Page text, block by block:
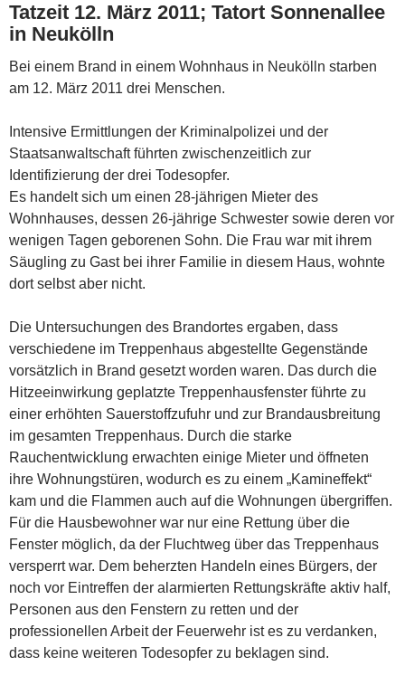
Tatzeit 12. März 2011; Tatort Sonnenallee
in Neukölln
Bei einem Brand in einem Wohnhaus in Neukölln starben
am 12. März 2011 drei Menschen.
Intensive Ermittlungen der Kriminalpolizei und der
Staatsanwaltschaft führten zwischenzeitlich zur
Identifizierung der drei Todesopfer.
Es handelt sich um einen 28-jährigen Mieter des
Wohnhauses, dessen 26-jährige Schwester sowie deren vor
wenigen Tagen geborenen Sohn. Die Frau war mit ihrem
Säugling zu Gast bei ihrer Familie in diesem Haus, wohnte
dort selbst aber nicht.
Die Untersuchungen des Brandortes ergaben, dass
verschiedene im Treppenhaus abgestellte Gegenstände
vorsätzlich in Brand gesetzt worden waren. Das durch die
Hitzeeinwirkung geplatzte Treppenhausfenster führte zu
einer erhöhten Sauerstoffzufuhr und zur Brandausbreitung
im gesamten Treppenhaus. Durch die starke
Rauchentwicklung erwachten einige Mieter und öffneten
ihre Wohnungstüren, wodurch es zu einem „Kamineffekt“
kam und die Flammen auch auf die Wohnungen übergriffen.
Für die Hausbewohner war nur eine Rettung über die
Fenster möglich, da der Fluchtweg über das Treppenhaus
versperrt war. Dem beherzten Handeln eines Bürgers, der
noch vor Eintreffen der alarmierten Rettungskräfte aktiv half,
Personen aus den Fenstern zu retten und der
professionellen Arbeit der Feuerwehr ist es zu verdanken,
dass keine weiteren Todesopfer zu beklagen sind.